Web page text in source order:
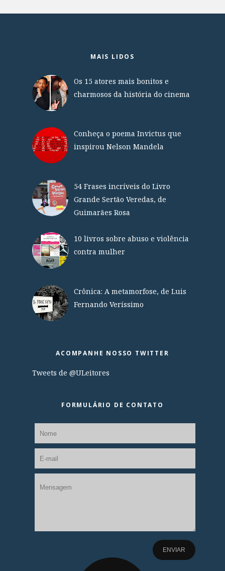
MAIS LIDOS
Os 15 atores mais bonitos e
charmosos da história do cinema
Conheça o poema Invictus que
inspirou Nelson Mandela
54 Frases incríveis do Livro
Grande Sertão Veredas, de
Guimarães Rosa
10 livros sobre abuso e violência
contra mulher
Crônica: A metamorfose, de Luis
Fernando Veríssimo
ACOMPANHE NOSSO TWITTER
Tweets de @ULeitores
FORMULÁRIO DE CONTATO